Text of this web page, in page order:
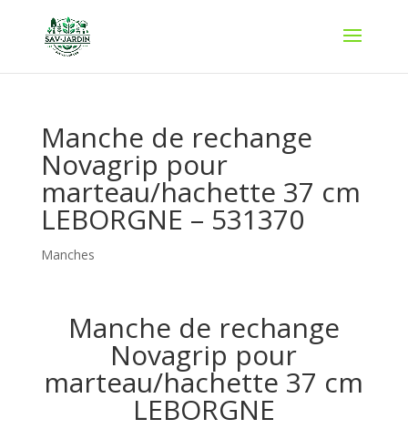
Manche de rechange
Novagrip pour
marteau/hachette 37 cm
LEBORGNE – 531370
Manches
Manche de rechange
Novagrip pour
marteau/hachette 37 cm
LEBORGNE